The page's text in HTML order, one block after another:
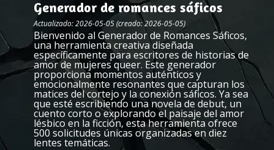
Generador de romances sáficos
Actualizado: 2026-05-05 (creado: 2026-05-05)
Bienvenido al Generador de Romances Sáficos,
una herramienta creativa diseñada
específicamente para escritores de historias de
amor de mujeres queer. Este generador
proporciona momentos auténticos y
emocionalmente resonantes que capturan los
matices del cortejo y la conexión sáficos. Ya sea
que esté escribiendo una novela de debut, un
cuento corto o explorando el paisaje del amor
lésbico en la ficción, esta herramienta ofrece
500 solicitudes únicas organizadas en diez
lentes temáticas.